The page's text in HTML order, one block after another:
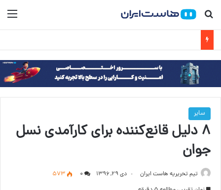
جستجو برای
سایر
۸ دلیل قانع‌کننده برای کارآمدی نسل
جوان
تیم تحریریه هاست ایران دی ۲۹, ۱۳۹۶ ۰
573